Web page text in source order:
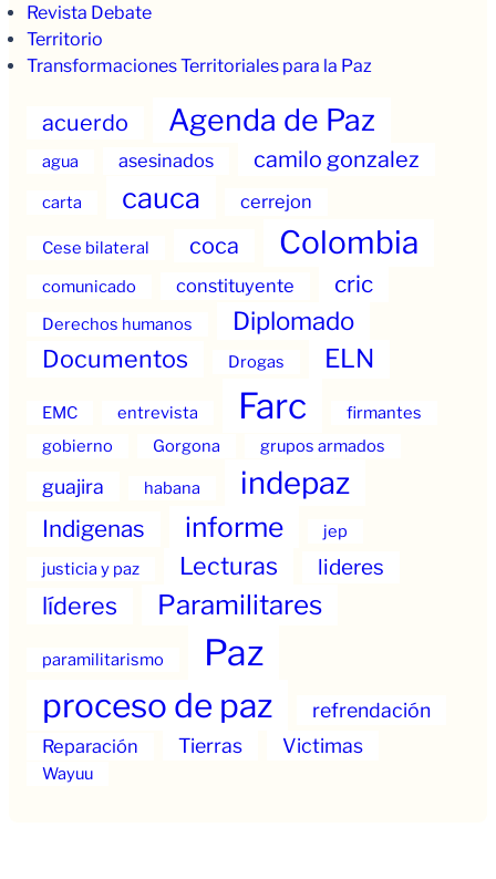
Revista Debate
Territorio
Transformaciones Territoriales para la Paz
acuerdo Agenda de Paz
agua asesinados camilo gonzalez
carta cauca cerrejon
Cese bilateral coca Colombia
comunicado constituyente cric
Derechos humanos Diplomado
Documentos Drogas ELN
EMC entrevista Farc
firmantes
gobierno
Gorgona grupos armados
guajira habana indepaz
Indigenas informe
jep
justicia y paz
Lecturas lideres
líderes Paramilitares
paramilitarismo Paz
proceso de paz refrendación
Reparación Tierras Victimas
Wayuu